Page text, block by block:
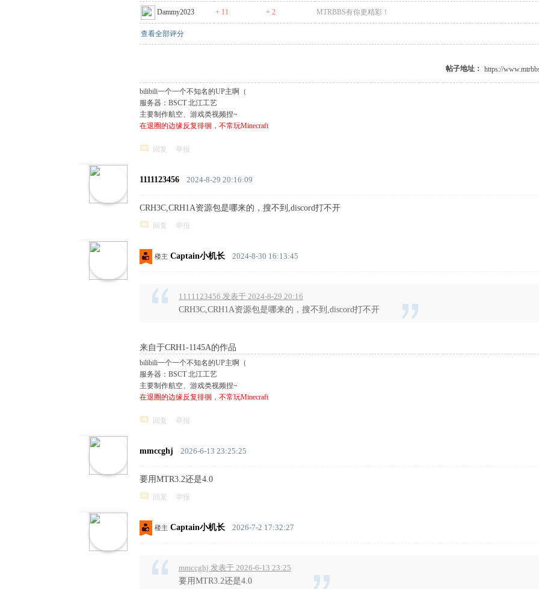
Dammy2023 + 11 + 2 MTRBBS有你更精彩！
查看全部评分
帖子地址：
bilibili一个一个不知名的UP主啊（
服务器：BSCT 北江工艺
主要制作航空、游戏类视频捏~
在退圈的边缘反复徘徊，不常玩Minecraft
回复 举报
1111123456 2024-8-29 20:16:09
CRH3C,CRH1A资源包是哪来的，搜不到,discord打不开
回复 举报
楼主 Captain小机长 2024-8-30 16:13:45
1111123456 发表于 2024-8-29 20:16
CRH3C,CRH1A资源包是哪来的，搜不到,discord打不开
来自于CRH1-1145A的作品
bilibili一个一个不知名的UP主啊（
服务器：BSCT 北江工艺
主要制作航空、游戏类视频捏~
在退圈的边缘反复徘徊，不常玩Minecraft
回复 举报
mmccghj 2026-6-13 23:25:25
要用MTR3.2还是4.0
回复 举报
楼主 Captain小机长 2026-7-2 17:32:27
mmccghj 发表于 2026-6-13 23:25
要用MTR3.2还是4.0